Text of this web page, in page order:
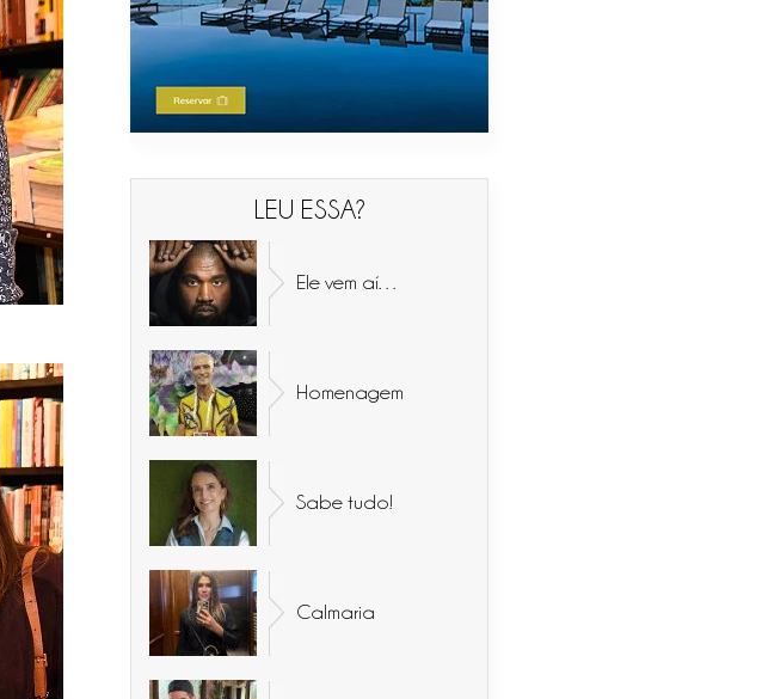
LEU ESSA?
Ele vem aí…
Homenagem
Sabe tudo!
Calmaria